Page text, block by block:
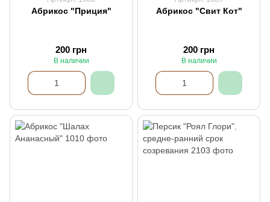
Абрикос "Приция"
200 грн
В наличии
Абрикос "Свит Кот"
200 грн
В наличии